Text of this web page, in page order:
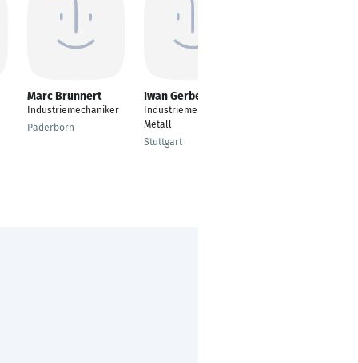
Marc Brunnert
Industriemechaniker
Paderborn
Iwan Gerber
Industriemeister
Metall
Stuttgart